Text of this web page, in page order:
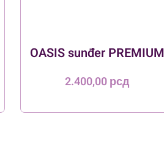
OASIS sunđer PREMIUM
2.400,00рсд